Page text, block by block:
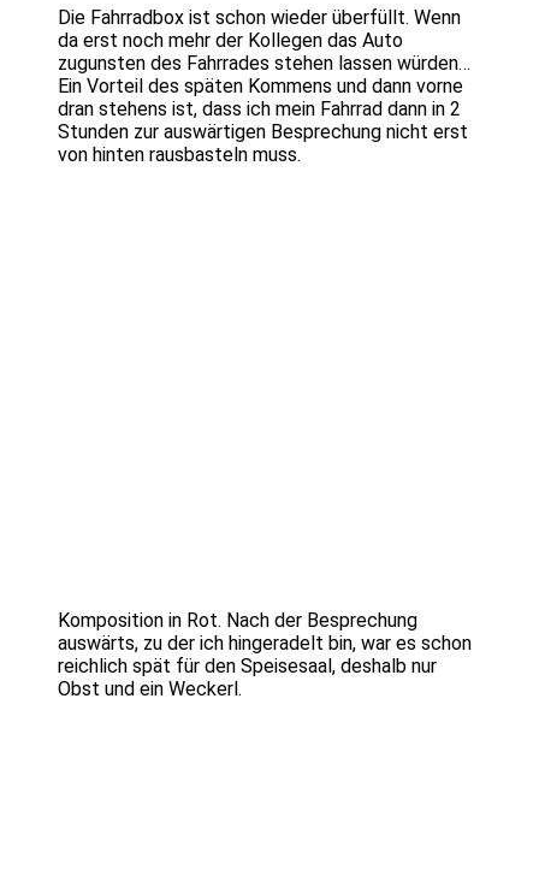
Die Fahrradbox ist schon wieder überfüllt. Wenn
da erst noch mehr der Kollegen das Auto
zugunsten des Fahrrades stehen lassen würden…
Ein Vorteil des späten Kommens und dann vorne
dran stehens ist, dass ich mein Fahrrad dann in 2
Stunden zur auswärtigen Besprechung nicht erst
von hinten rausbasteln muss.
Komposition in Rot. Nach der Besprechung
auswärts, zu der ich hingeradelt bin, war es schon
reichlich spät für den Speisesaal, deshalb nur
Obst und ein Weckerl.